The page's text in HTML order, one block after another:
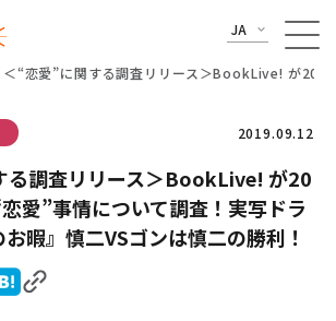
JA
＜“恋愛”に関する調査リリース＞BookLive! が20
2019.09.12
る調査リリース＞BookLive! が20
愛”事情について調査！実写ドラ
暇』慎二VSゴンは慎二の勝利！